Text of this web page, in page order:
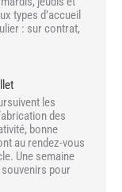
types d’accueil
: sur contrat,
les
des
bonne
au rendez-vous
Une semaine
souvenirs pour